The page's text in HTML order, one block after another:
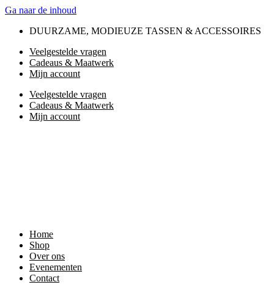
Ga naar de inhoud
DUURZAME, MODIEUZE TASSEN & ACCESSOIRES
Veelgestelde vragen
Cadeaus & Maatwerk
Mijn account
Veelgestelde vragen
Cadeaus & Maatwerk
Mijn account
Home
Shop
Over ons
Evenementen
Contact